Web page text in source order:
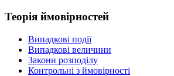
Теорія ймовірностей
Випадкові події
Випадкові величини
Закони розподілу
Контрольні з ймовірності